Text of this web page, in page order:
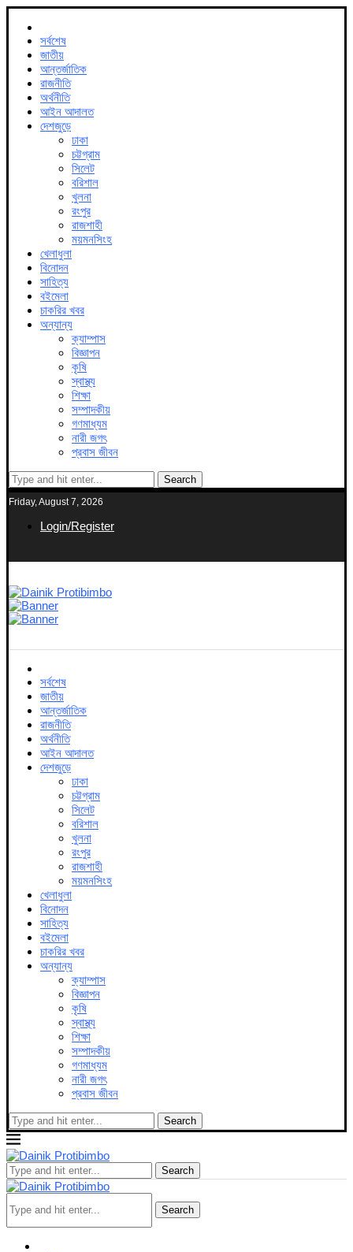
সর্বশেষ
জাতীয়
আন্তর্জাতিক
রাজনীতি
অর্থনীতি
আইন আদালত
দেশজুড়ে
ঢাকা
চট্টগ্রাম
সিলেট
বরিশাল
খুলনা
রংপুর
রাজশাহী
ময়মনসিংহ
খেলাধুলা
বিনোদন
সাহিত্য
বইমেলা
চাকরির খবর
অন্যান্য
ক্যাম্পাস
বিজ্ঞাপন
কৃষি
স্বাস্থ্য
শিক্ষা
সম্পাদকীয়
গণমাধ্যম
নারী জগৎ
প্রবাস জীবন
Search
Friday, August 7, 2026
Login/Register
সর্বশেষ
জাতীয়
আন্তর্জাতিক
রাজনীতি
অর্থনীতি
আইন আদালত
দেশজুড়ে
ঢাকা
চট্টগ্রাম
সিলেট
বরিশাল
খুলনা
রংপুর
রাজশাহী
ময়মনসিংহ
খেলাধুলা
বিনোদন
সাহিত্য
বইমেলা
চাকরির খবর
অন্যান্য
ক্যাম্পাস
বিজ্ঞাপন
কৃষি
স্বাস্থ্য
শিক্ষা
সম্পাদকীয়
গণমাধ্যম
নারী জগৎ
প্রবাস জীবন
Search
Search
Search